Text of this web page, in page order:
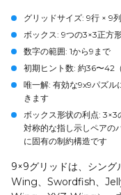
グリッドサイズ: 9行 × 9
ボックス: 9つの3×3正方
数字の範囲: 1から9まで
初期ヒント数: 約36〜42
唯一解: 有効な9x9パズル
きます
ボックス形状の利点: 3×3
対称的な指し示しペアの
に固有の制約構造です
9×9グリッドは、シング
Wing、Swordfish、